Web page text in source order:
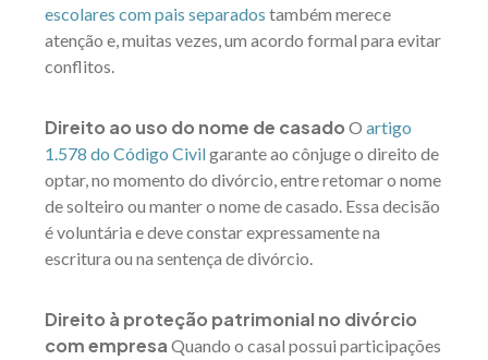
escolares com pais separados também merece
atenção e, muitas vezes, um acordo formal para evitar
conflitos.
Direito ao uso do nome de casado O artigo
1.578 do Código Civilgarante ao cônjuge o direito de
optar, no momento do divórcio, entre retomar o nome
de solteiro ou manter o nome de casado. Essa decisão
é voluntária e deve constar expressamente na
escritura ou na sentença de divórcio.
Direito à proteção patrimonial no divórcio
com empresa Quando o casal possui participações